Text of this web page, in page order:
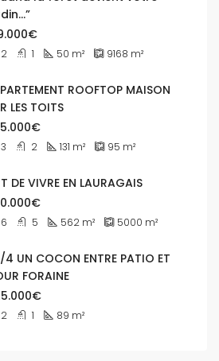
2 1 50 m² 9168 m²
ROOFTOP MAISON
LES TOITS
3 2 131 m² 95 m²
DE VIVRE EN LAURAGAIS
6 5 562 m² 5000 m²
UN COCON ENTRE PATIO ET
FORAINE
2 1 89 m²